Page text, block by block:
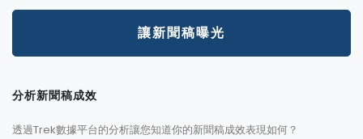
讓新聞稿曝光
分析新聞稿成效
透過Trek數據平台的分析讓您知道你的新聞稿成效表現如何？